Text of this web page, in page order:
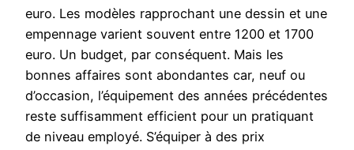
euro. Les modèles rapprochant une dessin et une
empennage varient souvent entre 1200 et 1700
euro. Un budget, par conséquent. Mais les
bonnes affaires sont abondantes car, neuf ou
d’occasion, l’équipement des années précédentes
reste suffisamment efficient pour un pratiquant
de niveau employé. S’équiper à des prix